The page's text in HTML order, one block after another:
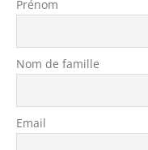
Prénom
Nom de famille
Email